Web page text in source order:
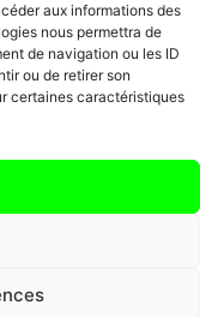
aux informations des
nous permettra de
de navigation ou les ID
ou de retirer son
certaines caractéristiques